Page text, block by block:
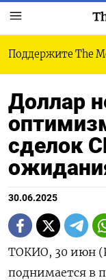
Поддержите The
Доллар
сделок
30.06.2025
ТОКИО, 30 июн
поднимается в